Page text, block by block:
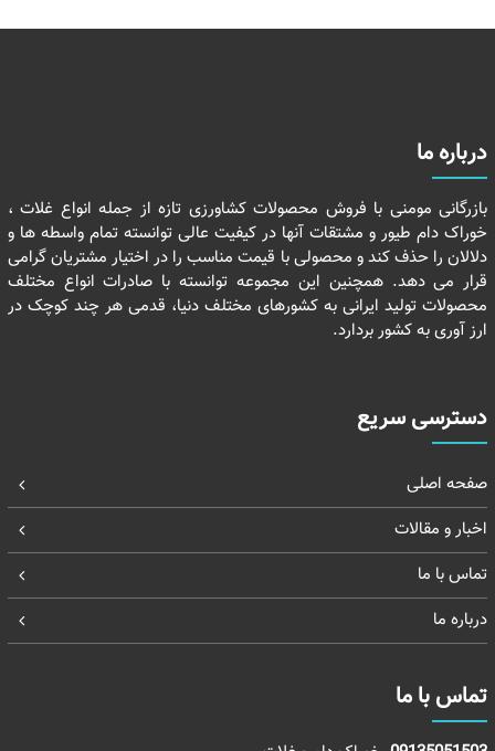
درباره ما
بازرگانی مومنی با فروش محصولات کشاورزی تازه از جمله انواع غلات ،
خوراک دام طیور و مشتقات آنها در کیفیت عالی توانسته تمام واسطه ها و
دلالان را حذف کند و محصولی با قیمت مناسب را در اختیار مشتریان گرامی
قرار می دهد. همچنین این مجموعه توانسته با صادرات انواع مختلف
محصولات تولید ایرانی به کشورهای مختلف دنیا، قدمی هر چند کوچک در
ارز آوری به کشور بردارد.
دسترسی سریع
صفحه اصلی
اخبار و مقالات
تماس با ما
درباره ما
تماس با ما